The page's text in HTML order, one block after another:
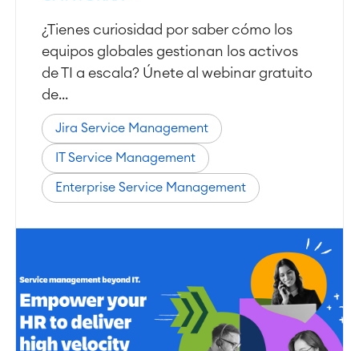
¿Tienes curiosidad por saber cómo los
equipos globales gestionan los activos
de TI a escala? Únete al webinar gratuito
de...
Jira Service Management
IT Service Management
Enterprise Service Management